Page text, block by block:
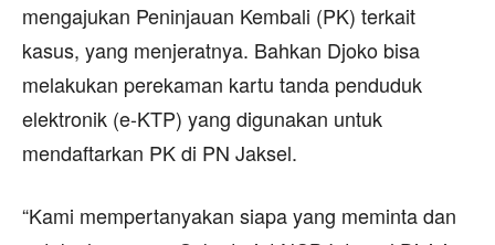
mengajukan Peninjauan Kembali (PK) terkait
kasus, yang menjeratnya. Bahkan Djoko bisa
melakukan perekaman kartu tanda penduduk
elektronik (e-KTP) yang digunakan untuk
mendaftarkan PK di PN Jaksel.
“Kami mempertanyakan siapa yang meminta dan